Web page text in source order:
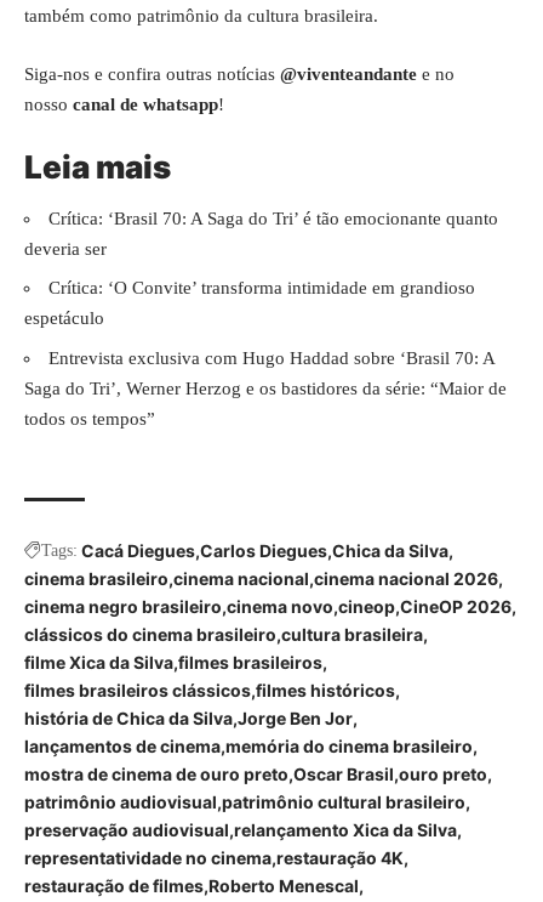
também como patrimônio da cultura brasileira.
Siga-nos e confira outras notícias @viventeandante e no
nosso canal de whatsapp!
Leia mais
Crítica: ‘Brasil 70: A Saga do Tri’ é tão emocionante quanto
deveria ser
Crítica: ‘O Convite’ transforma intimidade em grandioso
espetáculo
Entrevista exclusiva com Hugo Haddad sobre ‘Brasil 70: A
Saga do Tri’, Werner Herzog e os bastidores da série: “Maior de
todos os tempos”
Tags: Cacá Diegues Carlos Diegues Chica da Silva
cinema brasileiro cinema nacional cinema nacional 2026
cinema negro brasileiro cinema novo cineop CineOP 2026
clássicos do cinema brasileiro cultura brasileira
filme Xica da Silva filmes brasileiros
filmes brasileiros clássicos filmes históricos
história de Chica da Silva Jorge Ben Jor
lançamentos de cinema memória do cinema brasileiro
mostra de cinema de ouro preto Oscar Brasil ouro preto
patrimônio audiovisual patrimônio cultural brasileiro
preservação audiovisual relançamento Xica da Silva
representatividade no cinema restauração 4K
restauração de filmes Roberto Menescal